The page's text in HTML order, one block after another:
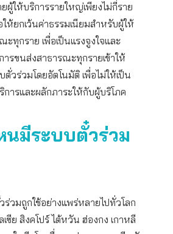
ผู้ให้บริการรายใหญ่เพียงไม่กี่ราย
ห้ยกเว้นค่าธรรมเนียมสำหรับผู้ให้
ทุกราย เพื่อเป็นแรงจูงใจและ
รขนส่งสาธารณะทุกรายเข้าให้
วร่วมโดยอัตโนมัติ เพื่อไม่ให้เป็น
การและผลักภาระให้กับผู้บริโภค
นมีระบบตั๋วร่วม
มถูกใช้อย่างแพร่หลายไปทั่วโลก
เซีย สิงคโปร์ ไต้หวัน ฮ่องกง เกาหลี